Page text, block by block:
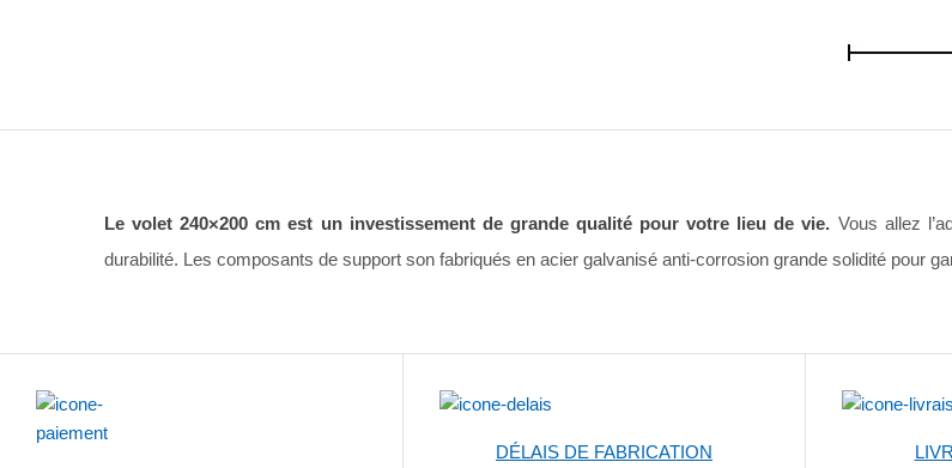
Le volet 240×200 cm est un investissement de grande qualité pour votre lieu de vie. Vous allez
durabilité. Les composants de support son fabriqués en acier galvanisé anti-corrosion grande solidité pour
DÉLAIS DE FABRICATION